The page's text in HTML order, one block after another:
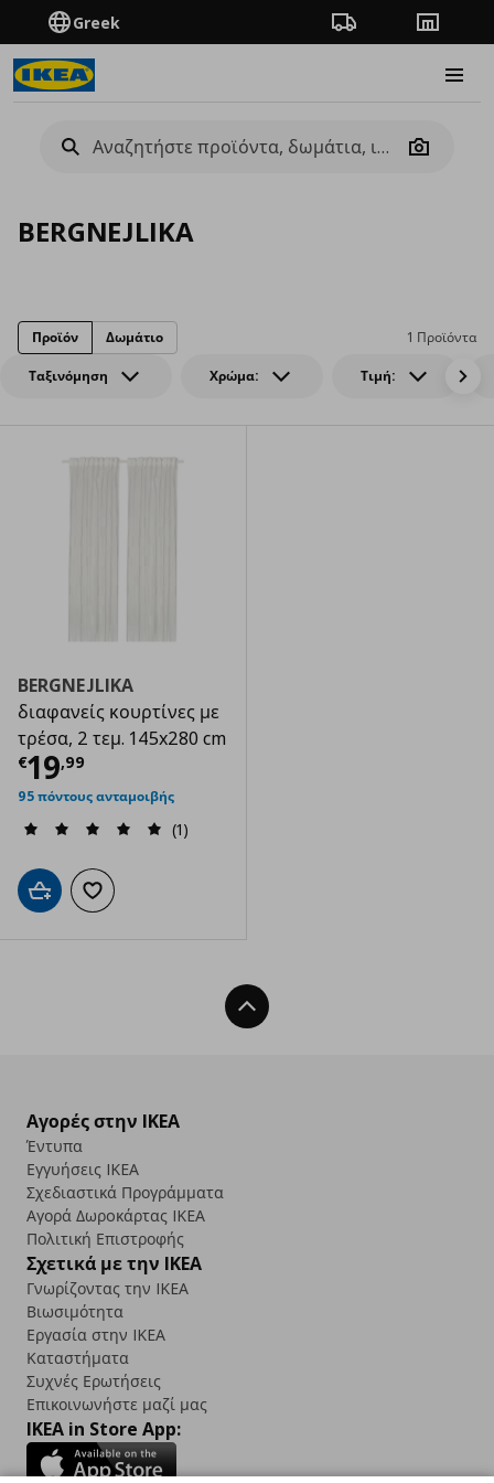
Greek Πορεία παραγγελίας
Camera
BERGNEJLIKA
Ταξινόμηση Χρώμα: Τιμή:
1 Προϊόντα
Προϊόν Δωμάτιο
BERGNEJLIKA
διαφανείς κουρτίνες με
τρέσα, 2 τεμ. 145x280 cm
€19,99
Τρέχουσα τιμή
95 πόντους ανταμοιβής
(1)
Προσθήκη στο καλάθι
Προσθήκη στα αγαπημένα
Back To Top
Αγορές στην IKEA
Έντυπα
Εγγυήσεις IKEA
Σχεδιαστικά Προγράμματα
Αγορά Δωρoκάρτας IKEA
Πολιτική Επιστροφής
Σχετικά με την IKEA
Γνωρίζοντας την IKEA
Βιωσιμότητα
Εργασία στην IKEA
Καταστήματα
Συχνές Ερωτήσεις
Επικοινωνήστε μαζί μας
IKEA in Store App: